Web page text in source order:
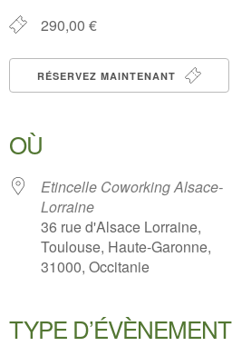
290,00 €
RÉSERVEZ MAINTENANT
OÙ
Etincelle Coworking Alsace-
Lorraine
36 rue d'Alsace Lorraine,
Toulouse, Haute-Garonne,
31000, Occitanie
TYPE D’ÉVÈNEMENT